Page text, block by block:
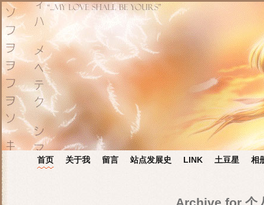
首页 关于我 留言 站点发展史 LINK 土豆星 相